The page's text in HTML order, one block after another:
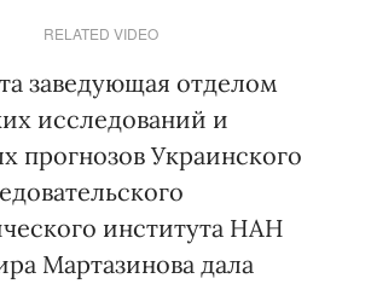
RELATED VIDEO
заведующая отделом
исследований и
прогнозов Украинского
института НАН
Мартазинова дала